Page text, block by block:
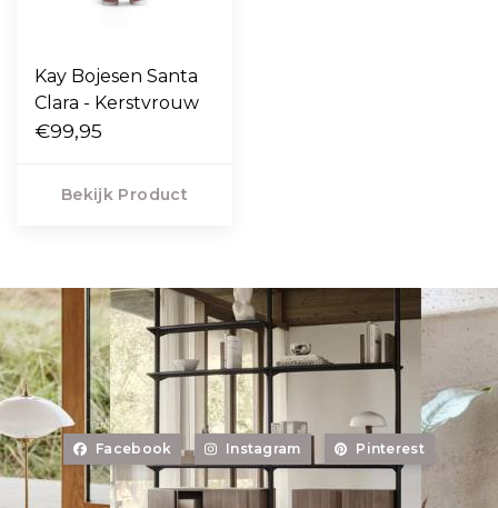
Kay Bojesen Santa
Clara - Kerstvrouw
€99,95
Bekijk Product
Facebook Instagram Pinterest